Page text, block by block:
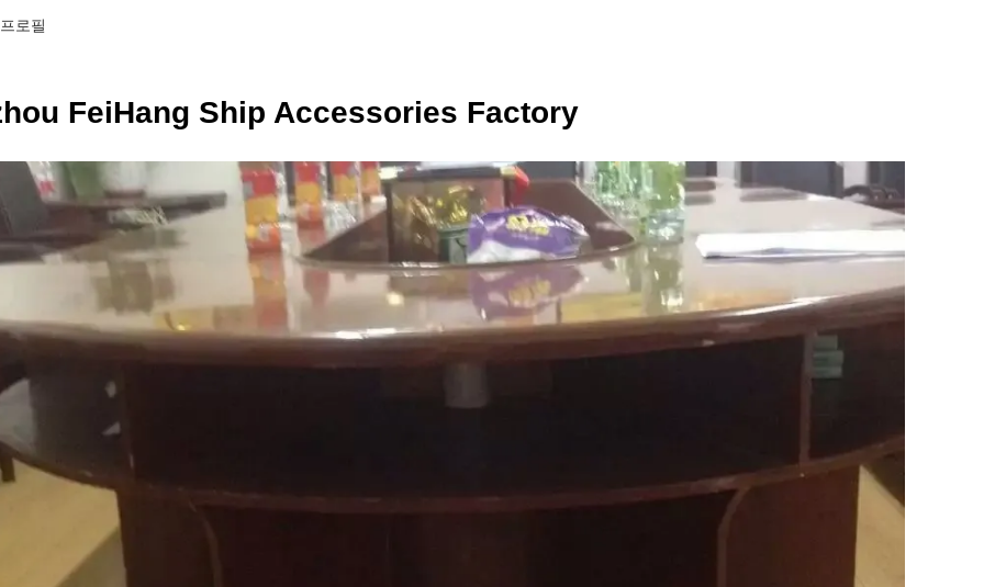
로필
FeiHang Ship Accessories Factory